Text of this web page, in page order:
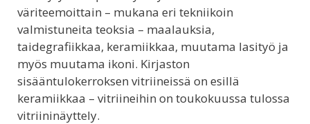
väriteemoittain – mukana eri tekniikoin
valmistuneita teoksia – maalauksia,
taidegrafiikkaa, keramiikkaa, muutama lasityö ja
myös muutama ikoni. Kirjaston
sisääntulokerroksen vitriineissä on esillä
keramiikkaa – vitriineihin on toukokuussa tulossa
vitriininäyttely.